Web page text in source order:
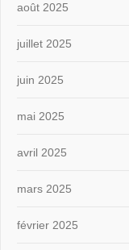
août 2025
juillet 2025
juin 2025
mai 2025
avril 2025
mars 2025
février 2025